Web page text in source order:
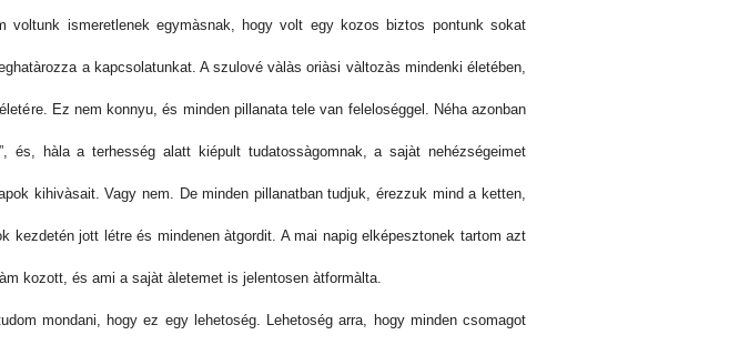
ismeretlenek egymàsnak, hogy volt egy kozos biztos pontunk sokat
a kapcsolatunkat. A szulové vàlàs oriàsi vàltozàs mindenki életében,
Ez nem konnyu, és minden pillanata tele van feleloséggel. Néha azonban
és, hàla a terhesség alatt kiépult tudatossàgomnak, a sajàt nehézségeimet
kihivàsait. Vagy nem. De minden pillanatban tudjuk, érezzuk mind a ketten,
jott létre és mindenen àtgordit. A mai napig elképesztonek tartom azt
kozott, és ami a sajàt àletemet is jelentosen àtformàlta.
mondani, hogy ez egy lehetoség. Lehetoség arra, hogy minden csomagot